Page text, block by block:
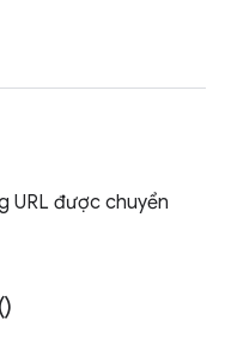
URL được chuyển
)